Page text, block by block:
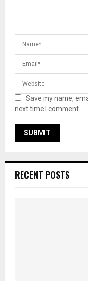
Save my name,
next time I comment.
RECENT POSTS